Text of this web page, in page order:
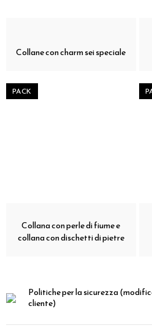
Collane con charm sei speciale
PACK
Collana con perle di fiume e
collana con dischetti di pietre
Politiche per la sicurezza
cliente)